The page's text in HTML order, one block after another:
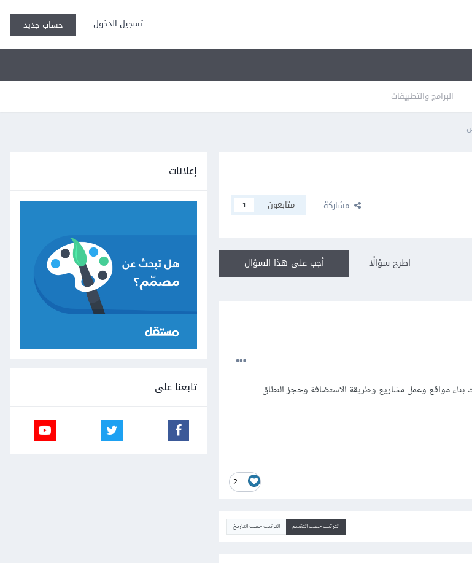
تسجيل الدخول حساب جديد
البرامج والتطبيقات
مشاركة متابعون 1
أجب على هذا السؤال اطرح سؤالًا
مواقع وعمل مشاريع وطريقة الاستضافة وحجز النطاق
2
الترتيب حسب التقييم الترتيب حسب التاريخ
إعلانات
تابعنا على